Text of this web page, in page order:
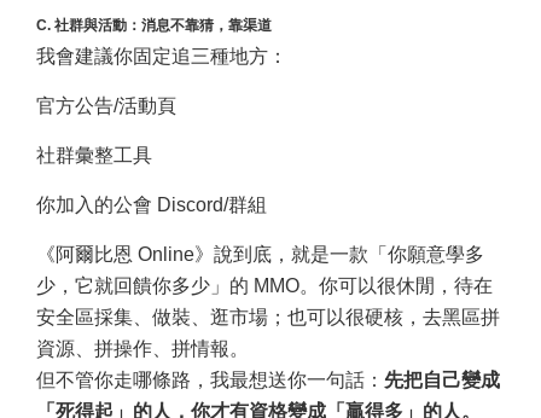
C. 社群與活動：消息不靠猜，靠渠道
我會建議你固定追三種地方：
官方公告/活動頁
社群彙整工具
你加入的公會 Discord/群組
《阿爾比恩 Online》說到底，就是一款「你願意學多
少，它就回饋你多少」的 MMO。你可以很休閒，待在
安全區採集、做裝、逛市場；也可以很硬核，去黑區拼
資源、拼操作、拼情報。
但不管你走哪條路，我最想送你一句話： 先把自己變成
「死得起」的人，你才有資格變成「贏得多」的人。